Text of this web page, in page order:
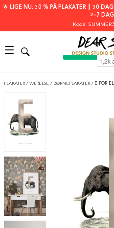
🌟 LIGE NU: 30 % PÅ PLAKATER ┃ 30
2–7
Kode:
PLAKATER / VÆRELSE / BØRNEPLAKATER / E FOR